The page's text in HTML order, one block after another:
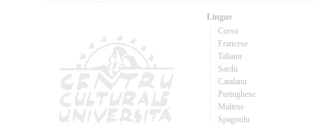
Lingue
Corsu
Francese
Talianu
Sardu
Catalanu
Purtughese
Maltese
Spagnolu